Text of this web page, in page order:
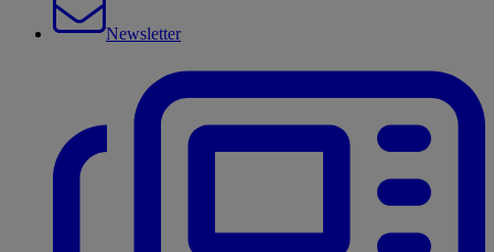
Newsletter